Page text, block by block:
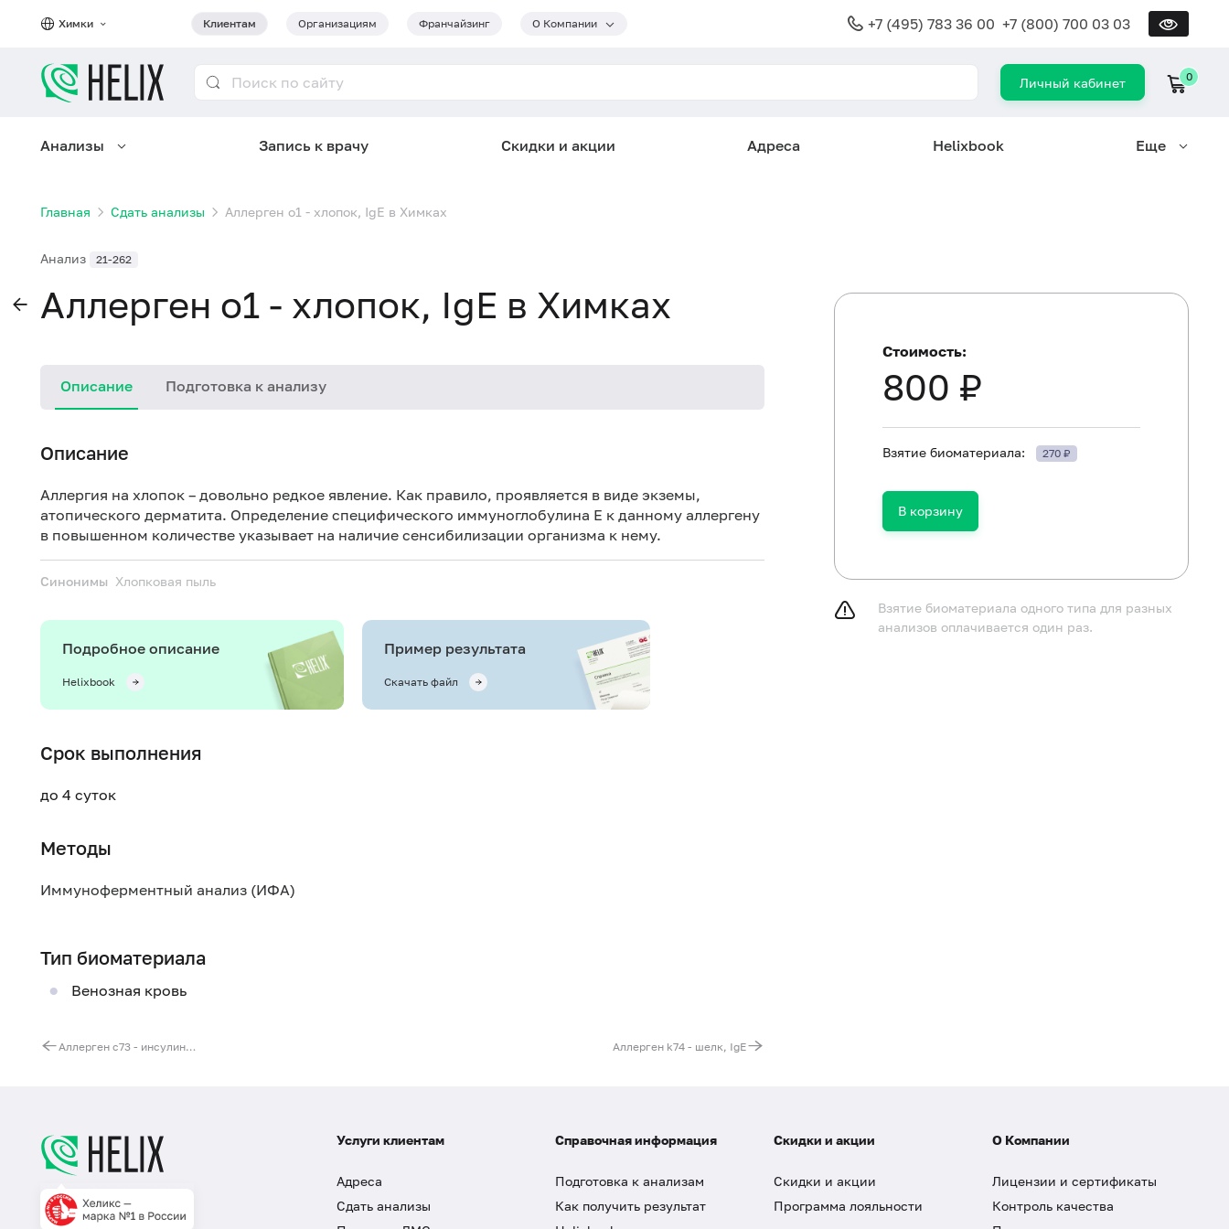
Химки Клиентам Организациям Франчайзинг О Компании +7 (495) 783 36 00 +7 (800) 700 03 03
Личный кабинет 0
Анализы Запись к врачу Скидки и акции Адреса Helixbook Еще
Главная Сдать анализы Аллерген o1 - хлопок, IgE в Химках
Анализ 21-262
Аллерген o1 - хлопок, IgE в Химках
Описание Подготовка к анализу
Описание
Аллергия на хлопок – довольно редкое явление. Как правило, проявляется в виде экземы,
атопического дерматита. Определение специфического иммуноглобулина Е к данному аллергену
в повышенном количестве указывает на наличие сенсибилизации организма к нему.
Синонимы Хлопковая пыль
Подробное описание
Helixbook
Пример результата
Скачать файл
Срок выполнения
до 4 суток
Методы
Иммуноферментный анализ (ИФА)
Тип биоматериала
Венозная кровь
Аллерген c73 - инсулин человеческий, IgE Аллерген k74 - шелк, IgE
Не курить в течение 30 минут до исследования.
Стоимость:
800 ₽
Взятие биоматериала: 270 ₽
В корзину
Взятие биоматериала одного типа для разных
анализов оплачивается один раз.
Услуги клиентам
Адреса
Сдать анализы
Справочная информация
Подготовка к анализам
Как получить результат
Скидки и акции
Скидки и акции
Программа лояльности
О Компании
Лицензии и сертификаты
Контроль качества